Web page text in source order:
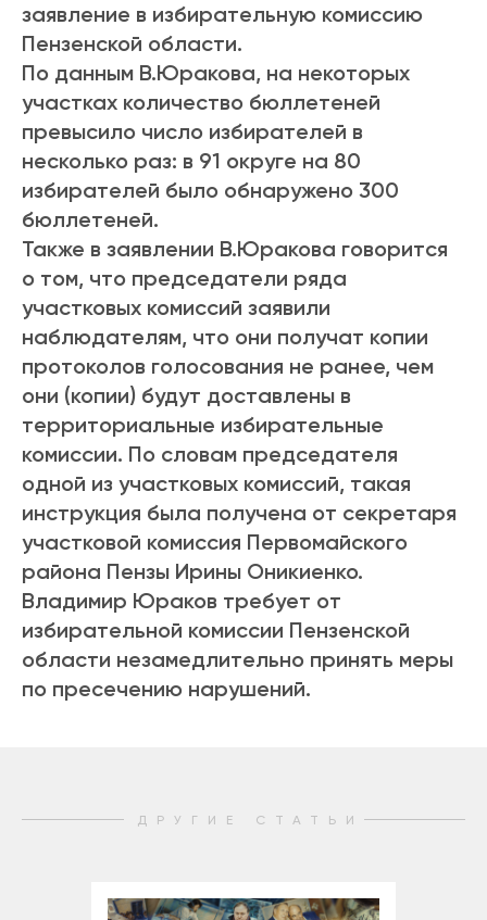
заявление в избирательную комиссию
Пензенской области.
По данным В.Юракова, на некоторых
участках количество бюллетеней
превысило число избирателей в
несколько раз: в 91 округе на 80
избирателей было обнаружено 300
бюллетеней.
Также в заявлении В.Юракова говорится
о том, что председатели ряда
участковых комиссий заявили
наблюдателям, что они получат копии
протоколов голосования не ранее, чем
они (копии) будут доставлены в
территориальные избирательные
комиссии. По словам председателя
одной из участковых комиссий, такая
инструкция была получена от секретаря
участковой комиссия Первомайского
района Пензы Ирины Оникиенко.
Владимир Юраков требует от
избирательной комиссии Пензенской
области незамедлительно принять меры
по пресечению нарушений.
ДРУГИЕ СТАТЬИ